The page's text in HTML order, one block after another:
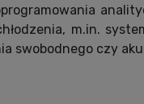
m.in.
swobodnego czy